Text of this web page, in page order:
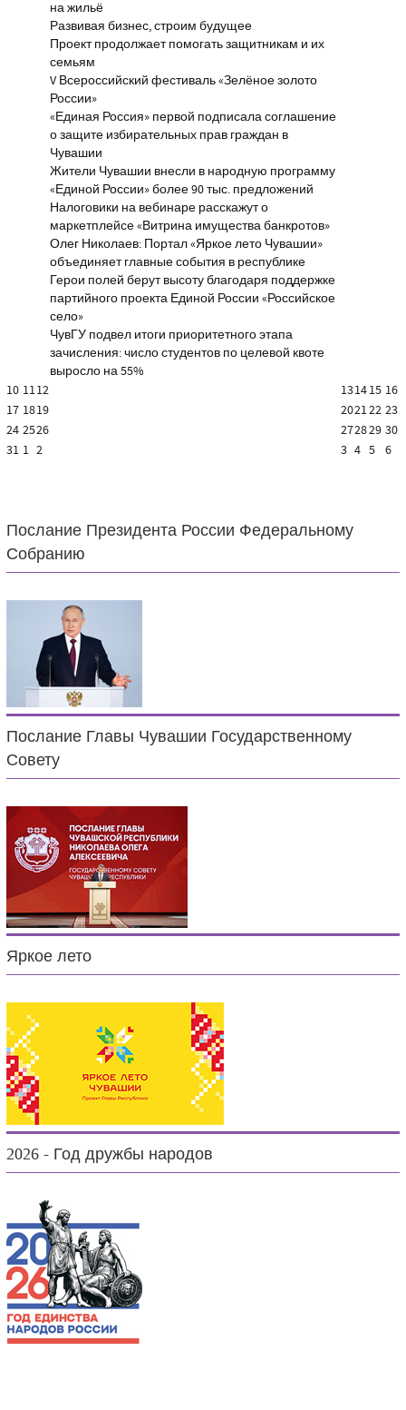
на жильё
Развивая бизнес, строим будущее
Проект продолжает помогать защитникам и их
семьям
V Всероссийский фестиваль «Зелёное золото
России»
«Единая Россия» первой подписала соглашение
о защите избирательных прав граждан в
Чувашии
Жители Чувашии внесли в народную программу
«Единой России» более 90 тыс. предложений
Налоговики на вебинаре расскажут о
маркетплейсе «Витрина имущества банкротов»
Олег Николаев: Портал «Яркое лето Чувашии»
объединяет главные события в республике
Герои полей берут высоту благодаря поддержке
партийного проекта Единой России «Российское
село»
ЧувГУ подвел итоги приоритетного этапа
зачисления: число студентов по целевой квоте
выросло на 55%
10 1112 131415 16
17 1819 202122 23
24 2526 272829 30
31 1 2 3 4 5 6
Послание Президента России Федеральному
Собранию
Послание Главы Чувашии Государственному
Совету
Яркое лето
2026 - Год дружбы народов